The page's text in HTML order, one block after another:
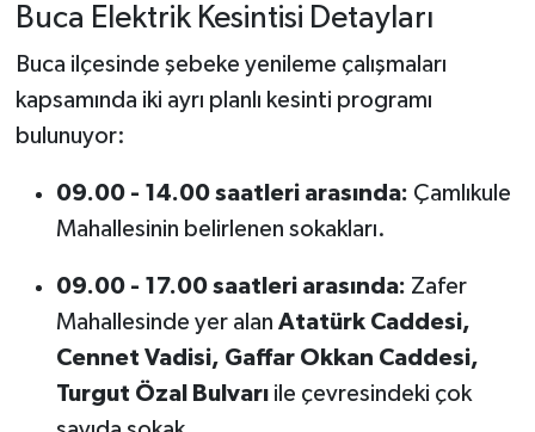
Buca Elektrik Kesintisi Detayları
Buca ilçesinde şebeke yenileme çalışmaları
kapsamında iki ayrı planlı kesinti programı
bulunuyor:
09.00 - 14.00 saatleri arasında: Çamlıkule
Mahallesinin belirlenen sokakları.
09.00 - 17.00 saatleri arasında: Zafer
Mahallesinde yer alan Atatürk Caddesi,
Cennet Vadisi, Gaffar Okkan Caddesi,
Turgut Özal Bulvarıile çevresindeki çok